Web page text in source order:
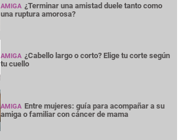
AMIGA ¿Terminar una amistad duele tanto como
una ruptura amorosa?
AMIGA ¿Cabello largo o corto? Elige tu corte según
tu cuello
AMIGA Entre mujeres: guía para acompañar a su
amiga o familiar con cáncer de mama